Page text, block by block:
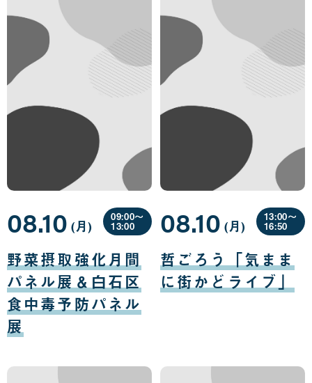
野菜摂取強化月間
パネル展＆白石区
食中毒予防パネル
展
08.10
月
10
日
(月曜
日
)
09:00〜
13:00
哲ごろう「気まま
に街かどライブ」
08.10
月
10
日
(月曜
日
)
13:00〜
16:50